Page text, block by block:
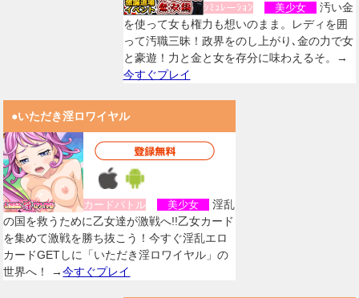
ｼﾐｭﾚーｼｮﾝ 美少女
汚い金
を使って女も権力も想いのまま。レディを囲
って汚職三昧！政界をのし上がり､金の力で女
と豪遊！力と金と女を存分に味わえるそ。→
今すぐプレイ
●いただき淫ロワイヤル
カードバトル 美少女
淫乱
の国を救うために乙女達が激戦へ!!乙女カード
を集めて激戦を勝ち抜こう！今すぐ淫乱エロ
カードGETしに「いただき淫ロワイヤル」の
世界へ！ →今すぐプレイ